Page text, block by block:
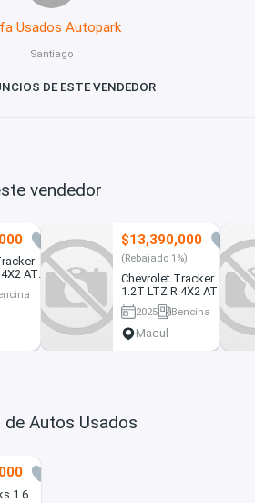
Usados Autopark
Santiago
DE ESTE VENDEDOR
vendedor
0
AT
$13,390,000 0
(Rebajado 1%)
Chevrolet Tracker
1.2T LTZ R 4X2 AT 5P
2025
2025
Bencina
Macul
Autos Usados
1.6